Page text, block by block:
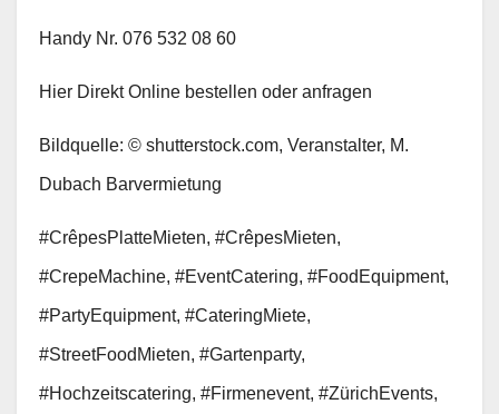
Handy Nr. 076 532 08 60
Hier Direkt Online bestellen oder anfragen
Bildquelle: © shutterstock.com, Veranstalter, M.
Dubach Barvermietung
#CrêpesPlatteMieten, #CrêpesMieten,
#CrepeMachine, #EventCatering, #FoodEquipment,
#PartyEquipment, #CateringMiete,
#StreetFoodMieten, #Gartenparty,
#Hochzeitscatering, #Firmenevent, #ZürichEvents,